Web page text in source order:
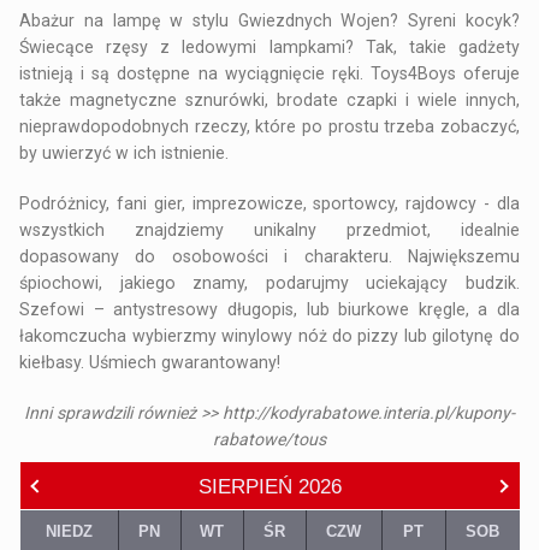
Abażur na lampę w stylu Gwiezdnych Wojen? Syreni kocyk?
Świecące rzęsy z ledowymi lampkami? Tak, takie gadżety
istnieją i są dostępne na wyciągnięcie ręki. Toys4Boys oferuje
także magnetyczne sznurówki, brodate czapki i wiele innych,
nieprawdopodobnych rzeczy, które po prostu trzeba zobaczyć,
by uwierzyć w ich istnienie.
Podróżnicy, fani gier, imprezowicze, sportowcy, rajdowcy - dla
wszystkich znajdziemy unikalny przedmiot, idealnie
dopasowany do osobowości i charakteru. Największemu
śpiochowi, jakiego znamy, podarujmy uciekający budzik.
Szefowi – antystresowy długopis, lub biurkowe kręgle, a dla
łakomczucha wybierzmy winylowy nóż do pizzy lub gilotynę do
kiełbasy. Uśmiech gwarantowany!
Inni sprawdzili również >> http://kodyrabatowe.interia.pl/kupony-
rabatowe/tous
SIERPIEŃ 2026
NIEDZ PN WT ŚR CZW PT SOB